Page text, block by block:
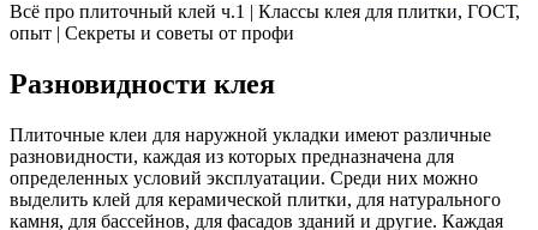
Всё про плиточный клей ч.1 | Классы клея для плитки, ГОСТ,
опыт | Секреты и советы от профи
Разновидности клея
Плиточные клеи для наружной укладки имеют различные
разновидности, каждая из которых предназначена для
определенных условий эксплуатации. Среди них можно
выделить клей для керамической плитки, для натурального
камня, для бассейнов, для фасадов зданий и другие. Каждая